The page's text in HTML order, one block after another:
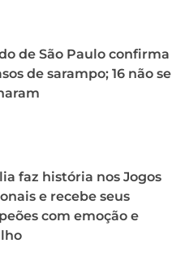
de São Paulo confirma
de sarampo; 16 não se
faz história nos Jogos
e recebe seus
com emoção e